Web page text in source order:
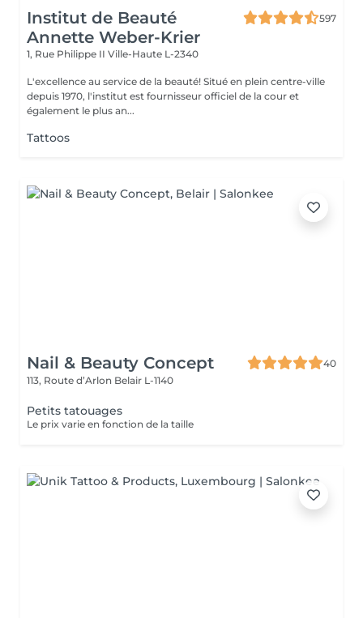
Institut de Beauté
Annette Weber-Krier
597
1, Rue Philippe II Ville-Haute L-2340
L'excellence au service de la beauté! Situé en plein centre-ville
depuis 1970, l'institut est fournisseur officiel de la cour et
également le plus an...
Tattoos
Nail & Beauty Concept
40
113, Route d’Arlon Belair L-1140
Petits tatouages
Le prix varie en fonction de la taille